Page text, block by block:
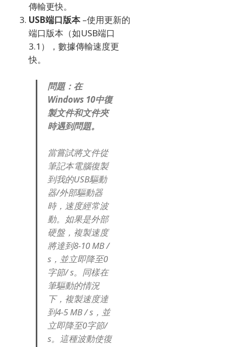
傳輸更快。
USB端口版本–使用更新的
端口版本（如USB端口
3.1），數據傳輸速度更
快。
問題：在
Windows 10中復
製文件和文件夾
時遇到問題。
當嘗試將文件從
筆記本電腦復製
到我的USB驅動
器/外部驅動器
時，速度經常波
動。 如果是外部
硬盤，複製速度
將達到8-10 MB /
s，並立即降至0
字節/ s。 同樣在
筆驅動的情況
下，複製速度達
到4-5 MB / s，並
立即降至0字節/
s。 這種波動使復